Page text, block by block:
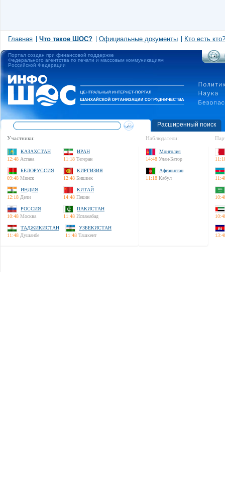
Главная Что такое ШОС? Официальные документы Кто есть кто?
Портал создан при финансовой поддержке
Федерального агентства по печати и массовым коммуникациям
Российской Федерации
Расширенный поиск
Участники:
КАЗАХСТАН
12:48 Астана
ИРАН
11:18 Тегеран
БЕЛОРУССИЯ
09:48 Минск
КИРГИЗИЯ
12:48 Бишкек
ИНДИЯ
12:18 Дели
КИТАЙ
14:48 Пекин
РОССИЯ
10:48 Москва
ПАКИСТАН
11:48 Исламабад
ТАДЖИКИСТАН
11:48 Душанбе
УЗБЕКИСТАН
11:48 Ташкент
Наблюдатели:
Монголия
14:48 Улан-Батор
Афганистан
11:18 Кабул